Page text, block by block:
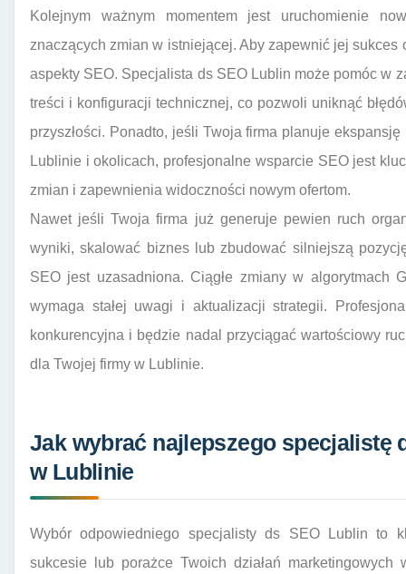
Kolejnym ważnym momentem jest uruchomienie
znaczących zmian w istniejącej. Aby zapewnić jej
aspekty SEO. Specjalista ds SEO Lublin może pomóc w
treści i konfiguracji technicznej, co pozwoli uniknąć
przyszłości. Ponadto, jeśli Twoja firma planuje
Lublinie i okolicach, profesjonalne wsparcie SEO jest
zmian i zapewnienia widoczności nowym ofertom.
Nawet jeśli Twoja firma już generuje pewien ruch
wyniki, skalować biznes lub zbudować silniejszą
SEO jest uzasadniona. Ciągłe zmiany w algorytmach
wymaga stałej uwagi i aktualizacji strategii.
konkurencyjna i będzie nadal przyciągać wartościowy
dla Twojej firmy w Lublinie.
Jak wybrać najlepszego specjalistę
w Lublinie
Wybór odpowiedniego specjalisty ds SEO Lublin to
sukcesie lub porażce Twoich działań